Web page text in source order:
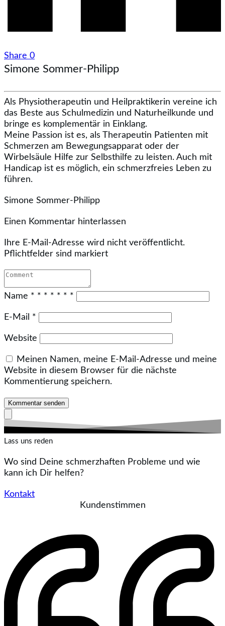
Share 0
Simone Sommer-Philipp
Als Physiotherapeutin und Heilpraktikerin vereine ich
das Beste aus Schulmedizin und Naturheilkunde und
bringe es komplementär in Einklang.
Meine Passion ist es, als Therapeutin Patienten mit
Schmerzen am Bewegungsapparat oder der
Wirbelsäule Hilfe zur Selbsthilfe zu leisten. Auch mit
Handicap ist es möglich, ein schmerzfreies Leben zu
führen.
Simone Sommer-Philipp
Einen Kommentar hinterlassen
Ihre E-Mail-Adresse wird nicht veröffentlicht.
Pflichtfelder sind markiert
Name * * * * * * *
E-Mail *
Website
Meinen Namen, meine E-Mail-Adresse und meine
Website in diesem Browser für die nächste
Kommentierung speichern.
Kommentar senden
Lass uns reden
Wo sind Deine schmerzhaften Probleme und wie
kann ich Dir helfen?
Kontakt
Kundenstimmen